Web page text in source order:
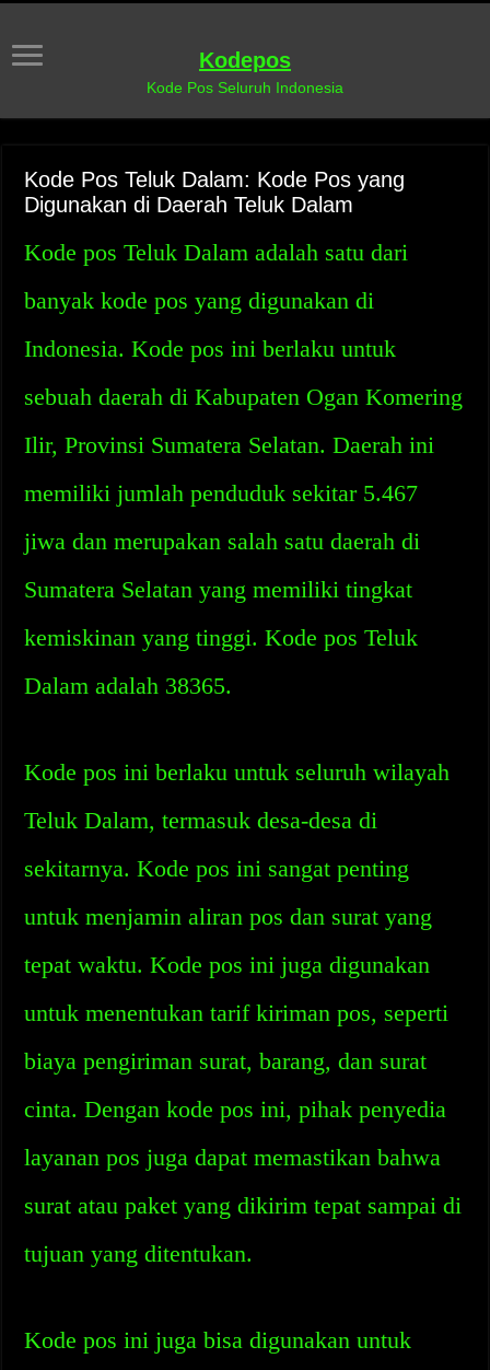
Kodepos
Kode Pos Seluruh Indonesia
Kode Pos Teluk Dalam: Kode Pos yang
Digunakan di Daerah Teluk Dalam
Kode pos Teluk Dalam adalah satu dari
banyak kode pos yang digunakan di
Indonesia. Kode pos ini berlaku untuk
sebuah daerah di Kabupaten Ogan Komering
Ilir, Provinsi Sumatera Selatan. Daerah ini
memiliki jumlah penduduk sekitar 5.467
jiwa dan merupakan salah satu daerah di
Sumatera Selatan yang memiliki tingkat
kemiskinan yang tinggi. Kode pos Teluk
Dalam adalah 38365.
Kode pos ini berlaku untuk seluruh wilayah
Teluk Dalam, termasuk desa-desa di
sekitarnya. Kode pos ini sangat penting
untuk menjamin aliran pos dan surat yang
tepat waktu. Kode pos ini juga digunakan
untuk menentukan tarif kiriman pos, seperti
biaya pengiriman surat, barang, dan surat
cinta. Dengan kode pos ini, pihak penyedia
layanan pos juga dapat memastikan bahwa
surat atau paket yang dikirim tepat sampai di
tujuan yang ditentukan.
Kode pos ini juga bisa digunakan untuk